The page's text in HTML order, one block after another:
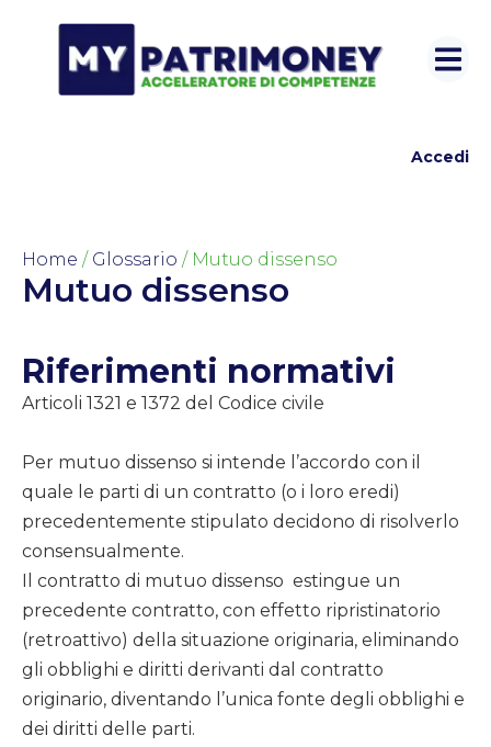
Accedi
Home / Glossario / Mutuo dissenso
Mutuo dissenso
Riferimenti normativi
Articoli 1321 e 1372 del Codice civile
Per mutuo dissenso si intende l’accordo con il
quale le parti di un contratto (o i loro eredi)
precedentemente stipulato decidono di risolverlo
consensualmente.
Il contratto di mutuo dissenso estingue un
precedente contratto, con effetto ripristinatorio
(retroattivo) della situazione originaria, eliminando
gli obblighi e diritti derivanti dal contratto
originario, diventando l’unica fonte degli obblighi e
dei diritti delle parti.